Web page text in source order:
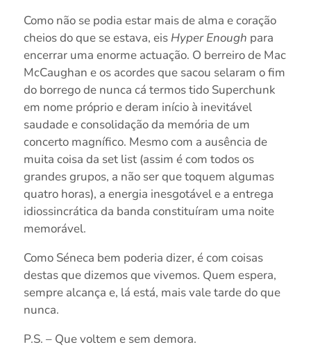
Como não se podia estar mais de alma e coração
cheios do que se estava, eis Hyper Enough para
encerrar uma enorme actuação. O berreiro de Mac
McCaughan e os acordes que sacou selaram o fim
do borrego de nunca cá termos tido Superchunk
em nome próprio e deram início à inevitável
saudade e consolidação da memória de um
concerto magnífico. Mesmo com a ausência de
muita coisa da set list (assim é com todos os
grandes grupos, a não ser que toquem algumas
quatro horas), a energia inesgotável e a entrega
idiossincrática da banda constituíram uma noite
memorável.
Como Séneca bem poderia dizer, é com coisas
destas que dizemos que vivemos. Quem espera,
sempre alcança e, lá está, mais vale tarde do que
nunca.
P.S. – Que voltem e sem demora.